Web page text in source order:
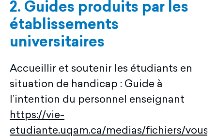
2. Guides produits par les
établissements
universitaires
Accueillir et soutenir les étudiants en
situation de handicap : Guide à
l’intention du personnel enseignant
https://vie-
etudiante.uqam.ca/medias/fichiers/vous-